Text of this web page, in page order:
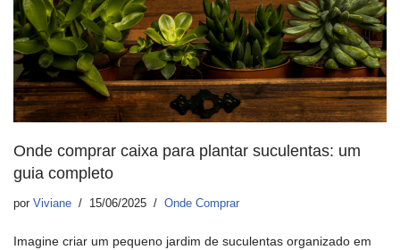
Onde comprar caixa para plantar suculentas: um
guia completo
por Viviane 15/06/2025 Onde Comprar
Imagine criar um pequeno jardim de suculentas organizado em